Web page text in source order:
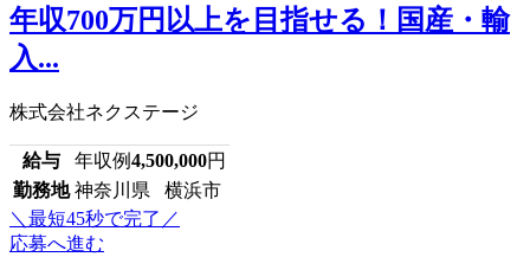
年収700万円以上を目指せる！国産・輸
入...
株式会社ネクステージ
給与 年収例4,500,000円
勤務地 神奈川県 横浜市
＼最短45秒で完了／
応募へ進む